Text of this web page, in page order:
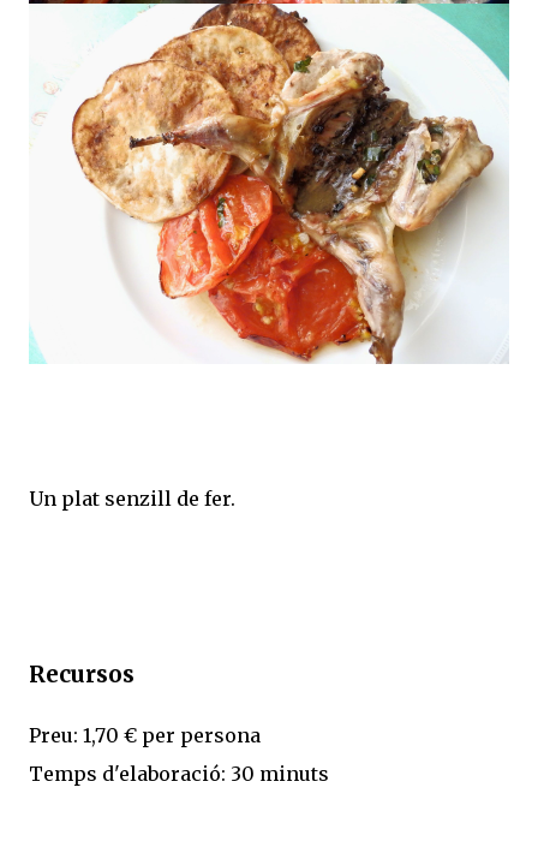
Un plat senzill de fer.
Recursos
Preu: 1,70 € per persona
Temps d'elaboració: 30 minuts